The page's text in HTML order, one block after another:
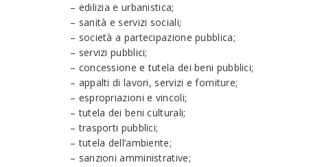
– edilizia e urbanistica;
– sanità e servizi sociali;
– società a partecipazione pubblica;
– servizi pubblici;
– concessione e tutela dei beni pubblici;
– appalti di lavori, servizi e forniture;
– espropriazioni e vincoli;
– tutela dei beni culturali;
– trasporti pubblici;
– tutela dell’ambiente;
– sanzioni amministrative;